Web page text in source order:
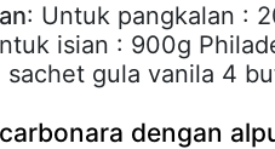
: Untuk pangkalan :
isian : 900g
sachet gula vanila 4
dengan